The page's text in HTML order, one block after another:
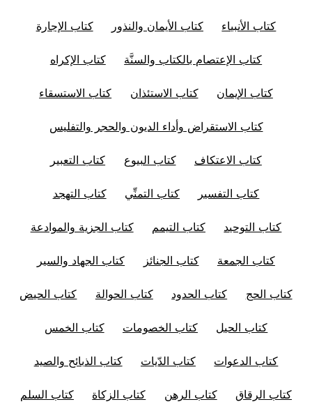
كتاب الأنبياء كتاب الأيمان والنذور كتاب الإجارة
كتاب الإعتصام بالكتاب والسنَّة كتاب الإكراه
كتاب الإيمان كتاب الاستئذان كتاب الاستسقاء
كتاب الاستقراض وأداء الديون والحجر والتفليس
كتاب الاعتكاف كتاب البيوع كتاب التعبير
كتاب التفسير كتاب التمنِّي كتاب التهجد
كتاب التوحيد كتاب التيمم كتاب الجزية والموادعة
كتاب الجمعة كتاب الجنائز كتاب الجهاد والسير
كتاب الحج كتاب الحدود كتاب الحوالة كتاب الحيض
كتاب الحيل كتاب الخصومات كتاب الخمس
كتاب الدعوات كتاب الدّيات كتاب الذبائح والصيد
كتاب الرقاق كتاب الرهن كتاب الزكاة كتاب السلم